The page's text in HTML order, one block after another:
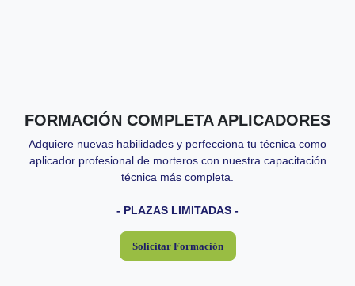
FORMACIÓN COMPLETA APLICADORES
Adquiere nuevas habilidades y perfecciona tu técnica como
aplicador profesional de morteros con nuestra capacitación
técnica más completa.
- PLAZAS LIMITADAS -
Solicitar Formación
Importe:
Con hotel: 285€/persona. Sin hotel: 135€/persona.
Próximas fechas: